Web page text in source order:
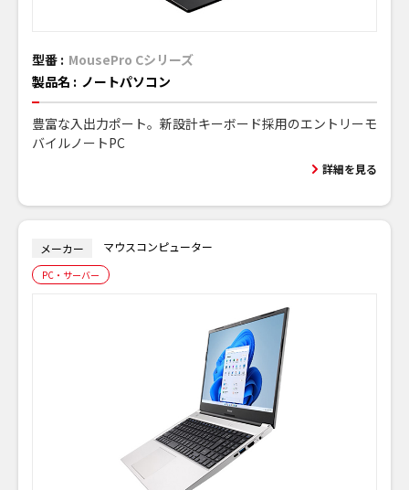
型番 : MousePro Cシリーズ
製品名 : ノートパソコン
豊富な入出力ポート。新設計キーボード採用のエントリーモ
バイルノートPC
詳細を見る
メーカー マウスコンピューター
PC・サーバー